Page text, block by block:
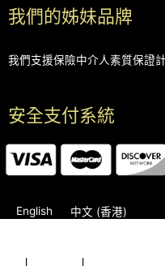
我們的姊妹品牌
我們支援保險中介人素質保證
安全支付系統
English 中文 (香港)
l l